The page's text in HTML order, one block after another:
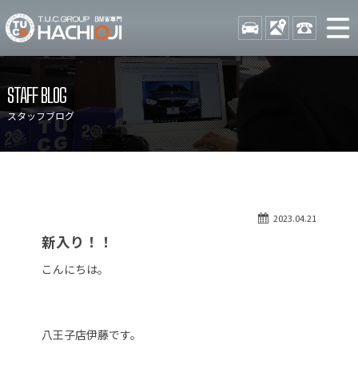
TUCグループ BMW専門 八
STOCK ACCESS 042-
ニュース
在庫リスト
目玉車両一覧
保証＆サービス
アクセスマップ
自動車保険
STAFF BLOG
スタッフブログ
2023.04.21
新入り！！
こんにちは。
八王子店伊藤です。